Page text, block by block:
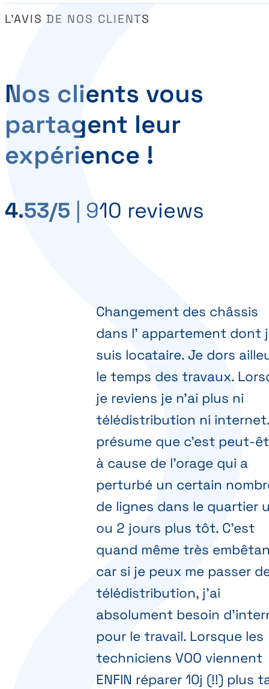
L’AVIS DE NOS CLIENTS
Nos clients vous
partagent leur
expérience !
4.53/5 910 reviews
Changement des châssis
dans l' appartement dont
suis locataire. Je dors
le temps des travaux.
je reviens je n'ai plus ni
télédistribution ni
présume que c'est peut-
à cause de l'orage qui a
perturbé un certain
de lignes dans le quartier
ou 2 jours plus tôt. C'est
quand même très
car si je peux me passer
télédistribution, j'ai
absolument besoin
pour le travail. Lorsque les
techniciens VOO viennent
ENFIN réparer 10j (!!) plus